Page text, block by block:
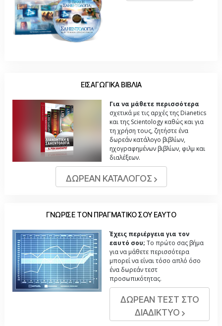
ΕΙΣΑΓΩΓΙΚΑ ΒΙΒΛΙΑ
Για να μάθετε περισσότερα
σχετικά με τις αρχές της Dianetics
και της Scientology καθώς και για
τη χρήση τους, ζητήστε ένα
δωρεάν κατάλογο βιβλίων,
ηχογραφημένων βιβλίων, φιλμ και
διαλέξεων.
ΔΩΡΕΑΝ ΚΑΤΑΛΟΓΟΣ
ΓΝΩΡΙΣΕ ΤΟΝ ΠΡΑΓΜΑΤΙΚΟ ΣΟΥ ΕΑΥΤΟ
Έχεις περιέργεια για τον
εαυτό σου; Το πρώτο σας βήμα
για να μάθετε περισσότερα
μπορεί να είναι τόσο απλό όσο
ένα δωρεάν τεστ
προσωπικότητας.
ΔΩΡΕΑΝ ΤΕΣΤ ΣΤΟ
ΔΙΑΔΙΚΤΥΟ